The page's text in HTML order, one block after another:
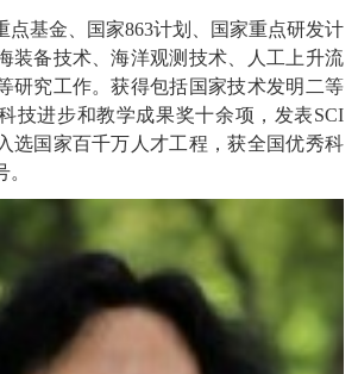
点基金、国家863计划、国家重点研发计
装备技术、海洋观测技术、人工上升流
研究工作。获得包括国家技术发明二等
技进步和教学成果奖十余项，发表SCI
选国家百千万人才工程，获全国优秀科